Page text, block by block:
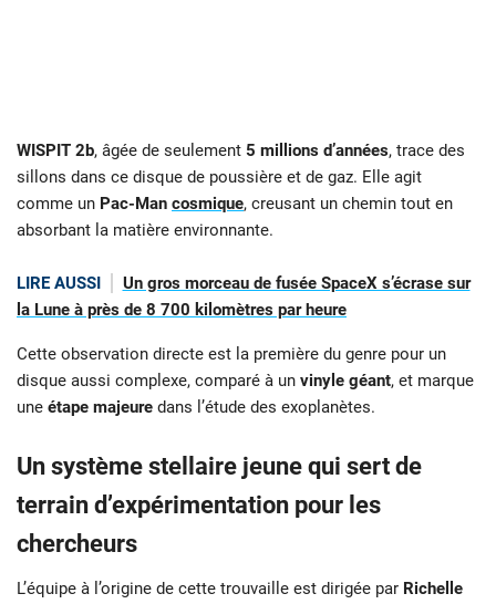
WISPIT 2b, âgée de seulement 5 millions d’années, trace des
sillons dans ce disque de poussière et de gaz. Elle agit
comme un Pac-Man cosmique, creusant un chemin tout en
absorbant la matière environnante.
LIRE AUSSI
Un gros morceau de fusée SpaceX s’écrase sur
la Lune à près de 8 700 kilomètres par heure
Cette observation directe est la première du genre pour un
disque aussi complexe, comparé à un vinyle géant, et marque
une étape majeure dans l’étude des exoplanètes.
Un système stellaire jeune qui sert de
terrain d’expérimentation pour les
chercheurs
L’équipe à l’origine de cette trouvaille est dirigée par Richelle